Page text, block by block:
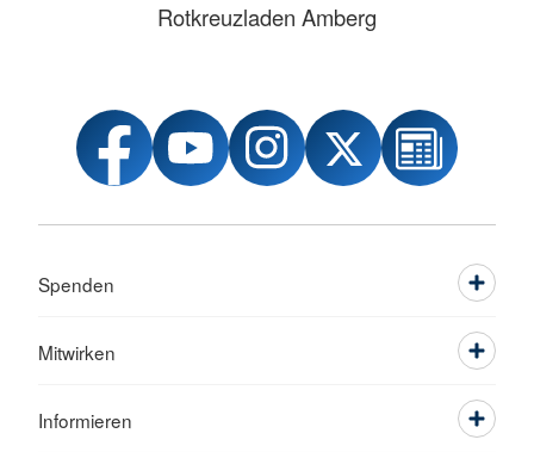
Rotkreuzladen Amberg
Spenden
Mitwirken
Informieren